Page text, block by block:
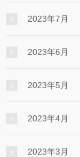
2023年7月
2023年6月
2023年5月
2023年4月
2023年3月